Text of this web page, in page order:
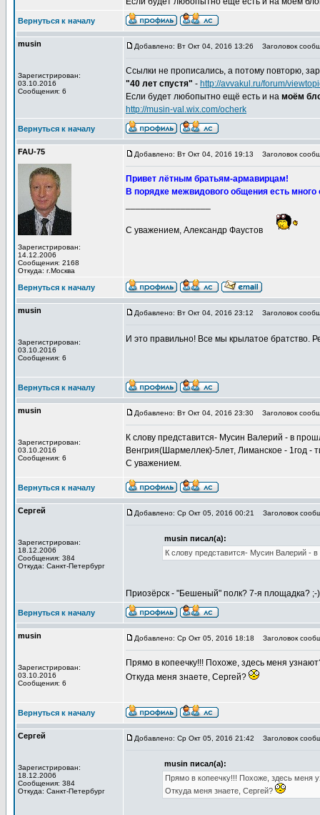
Вернуться к началу
musin
Зарегистрирован:
03.10.2016
Сообщения: 6
Добавлено: Вт Окт 04, 2016 13:26 Заголовок
Ссылки не прописались, а потому повторю,
"40 лет спустя" - http://avvakul.ru/forum/
Если будет любопытно ещё есть и на моём
http://musin-val.wix.com/ocherk
Вернуться к началу
FAU-75
Зарегистрирован:
14.12.2006
Сообщения: 2168
Откуда: г.Москва
Добавлено: Вт Окт 04, 2016 19:13 Заголовок
Привет лётным братьям-армавирцам!
В порядке межвидового общения есть
С уважением, Александр Фаустов
Вернуться к началу
musin
Зарегистрирован:
03.10.2016
Сообщения: 6
Добавлено: Вт Окт 04, 2016 23:12 Заголовок
И это правильно! Все мы крылатое братство.
Вернуться к началу
musin
Зарегистрирован:
03.10.2016
Сообщения: 6
Добавлено: Вт Окт 04, 2016 23:30 Заголовок
К слову представится- Мусин Валерий - в
Венгрия(Шармеллек)-5лет, Лиманское - 1год -
С уважением.
Вернуться к началу
Сергей
Зарегистрирован:
18.12.2006
Сообщения: 384
Откуда: Санкт-Петербург
Добавлено: Ср Окт 05, 2016 00:21 Заголовок
musin писал(а):
К слову представится- Мусин Валерий -
Приозёрск - "Бешеный" полк? 7-я площадка?
Вернуться к началу
musin
Зарегистрирован:
03.10.2016
Сообщения: 6
Добавлено: Ср Окт 05, 2016 18:18 Заголовок
Прямо в копеечку!!! Похоже, здесь меня
Откуда меня знаете, Сергей?
Вернуться к началу
Сергей
Зарегистрирован:
18.12.2006
Сообщения: 384
Откуда: Санкт-Петербург
Добавлено: Ср Окт 05, 2016 21:42 Заголовок
musin писал(а):
Прямо в копеечку!!! Похоже, здесь меня
Откуда меня знаете, Сергей?